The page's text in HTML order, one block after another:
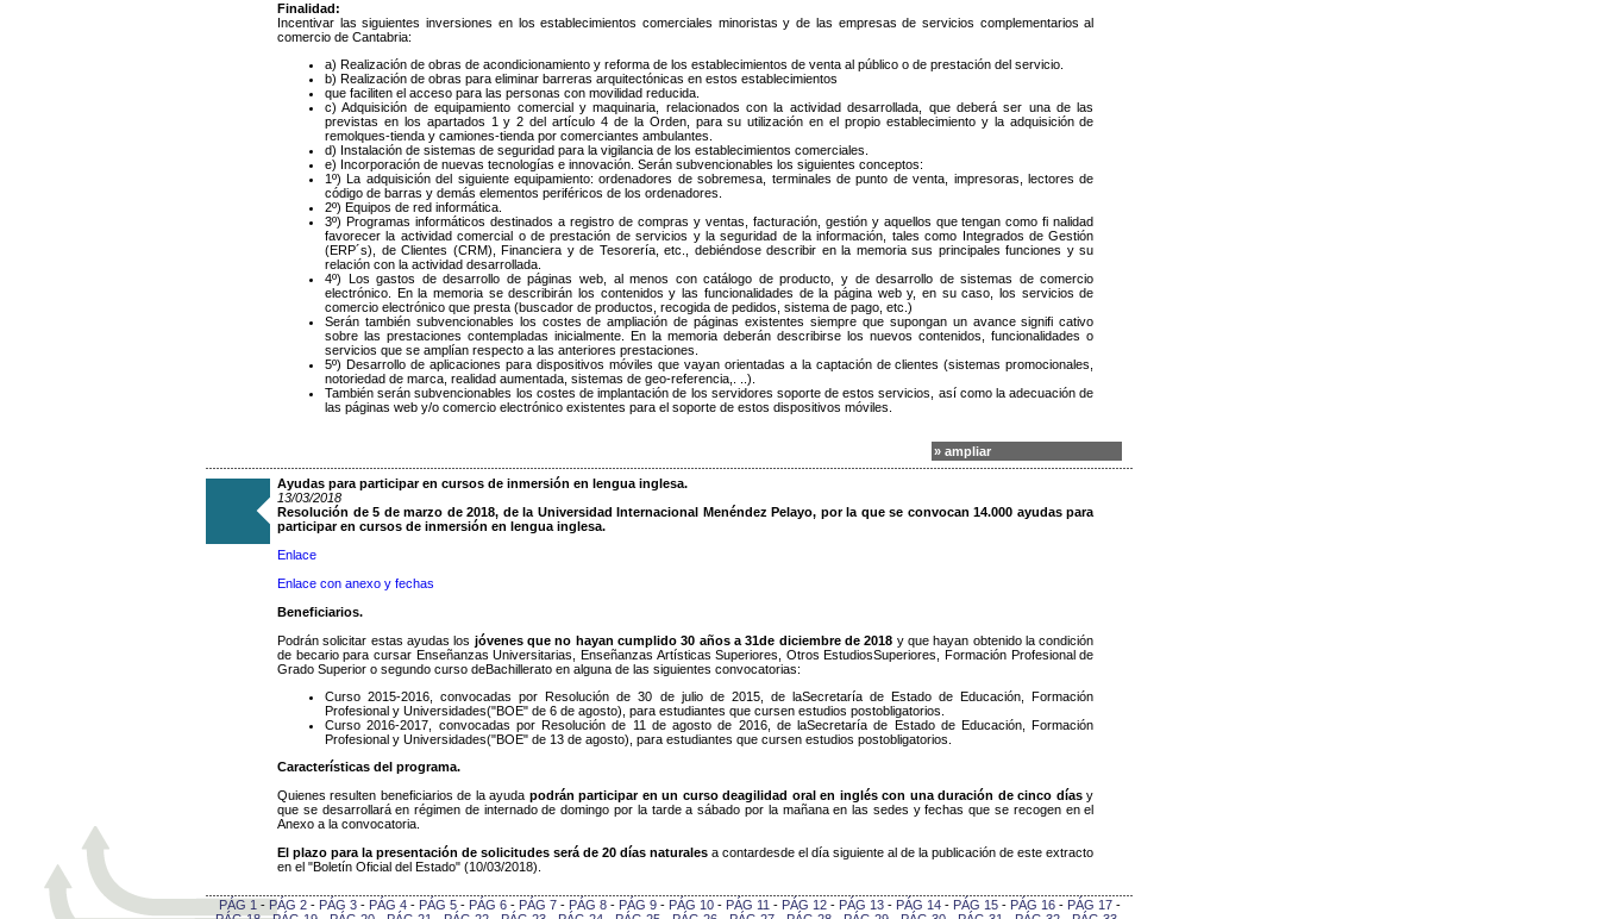
Finalidad:
Incentivar las siguientes inversiones en los establecimientos comerciales minoristas y de las empresas de servicios complementarios al
comercio de Cantabria:
a) Realización de obras de acondicionamiento y reforma de los establecimientos de venta al público o de prestación del servicio.
b) Realización de obras para eliminar barreras arquitectónicas en estos establecimientos
que faciliten el acceso para las personas con movilidad reducida.
c) Adquisición de equipamiento comercial y maquinaria, relacionados con la actividad desarrollada, que deberá ser una de las
previstas en los apartados 1 y 2 del artículo 4 de la Orden, para su utilización en el propio establecimiento y la adquisición de
remolques-tienda y camiones-tienda por comerciantes ambulantes.
d) Instalación de sistemas de seguridad para la vigilancia de los establecimientos comerciales.
e) Incorporación de nuevas tecnologías e innovación. Serán subvencionables los siguientes conceptos:
1º) La adquisición del siguiente equipamiento: ordenadores de sobremesa, terminales de punto de venta, impresoras, lectores de
código de barras y demás elementos periféricos de los ordenadores.
2º) Equipos de red informática.
3º) Programas informáticos destinados a registro de compras y ventas, facturación, gestión y aquellos que tengan como fi nalidad
favorecer la actividad comercial o de prestación de servicios y la seguridad de la información, tales como Integrados de Gestión
(ERP´s), de Clientes (CRM), Financiera y de Tesorería, etc., debiéndose describir en la memoria sus principales funciones y su
relación con la actividad desarrollada.
4º) Los gastos de desarrollo de páginas web, al menos con catálogo de producto, y de desarrollo de sistemas de comercio
electrónico. En la memoria se describirán los contenidos y las funcionalidades de la página web y, en su caso, los servicios de
comercio electrónico que presta (buscador de productos, recogida de pedidos, sistema de pago, etc.)
Serán también subvencionables los costes de ampliación de páginas existentes siempre que supongan un avance signifi cativo
sobre las prestaciones contempladas inicialmente. En la memoria deberán describirse los nuevos contenidos, funcionalidades o
servicios que se amplían respecto a las anteriores prestaciones.
5º) Desarrollo de aplicaciones para dispositivos móviles que vayan orientadas a la captación de clientes (sistemas promocionales,
notoriedad de marca, realidad aumentada, sistemas de geo-referencia,. ..).
También serán subvencionables los costes de implantación de los servidores soporte de estos servicios, así como la adecuación de
las páginas web y/o comercio electrónico existentes para el soporte de estos dispositivos móviles.
» ampliar
Ayudas para participar en cursos de inmersión en lengua inglesa.
13/03/2018
Resolución de 5 de marzo de 2018, de la Universidad Internacional Menéndez Pelayo, por la que se convocan 14.000 ayudas para
participar en cursos de inmersión en lengua inglesa.
Enlace
Enlace con anexo y fechas
Beneficiarios.
Podrán solicitar estas ayudas los jóvenes que no hayan cumplido 30 años a 31de diciembre de 2018 y que hayan obtenido la condición
de becario para cursar Enseñanzas Universitarias, Enseñanzas Artísticas Superiores, Otros EstudiosSuperiores, Formación Profesional de
Grado Superior o segundo curso deBachillerato en alguna de las siguientes convocatorias:
Curso 2015-2016, convocadas por Resolución de 30 de julio de 2015, de laSecretaría de Estado de Educación, Formación
Profesional y Universidades("BOE" de 6 de agosto), para estudiantes que cursen estudios postobligatorios.
Curso 2016-2017, convocadas por Resolución de 11 de agosto de 2016, de laSecretaría de Estado de Educación, Formación
Profesional y Universidades("BOE" de 13 de agosto), para estudiantes que cursen estudios postobligatorios.
Características del programa.
Quienes resulten beneficiarios de la ayuda podrán participar en un curso deagilidad oral en inglés con una duración de cinco díasy
que se desarrollará en régimen de internado de domingo por la tarde a sábado por la mañana en las sedes y fechas que se recogen en el
Anexo a la convocatoria.
El plazo para la presentación de solicitudes será de 20 días naturalesa contardesde el día siguiente al de la publicación de este extracto
en el "Boletín Oficial del Estado" (10/03/2018).
PÁG 1 - PÁG 2 - PÁG 3 - PÁG 4 - PÁG 5 - PÁG 6 - PÁG 7 - PÁG 8 - PÁG 9 - PÁG 10 - PÁG 11 - PÁG 12 - PÁG 13 - PÁG 14 - PÁG 15 - PÁG 16 - PÁG 17 -